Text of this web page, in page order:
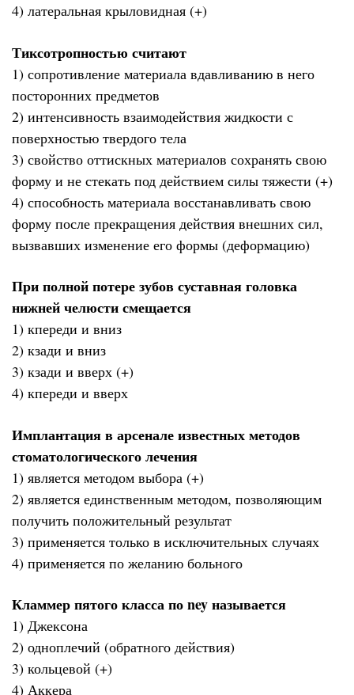
4) латеральная крыловидная (+)
Тиксотропностью считают
1) сопротивление материала вдавливанию в него
посторонних предметов
2) интенсивность взаимодействия жидкости с
поверхностью твердого тела
3) свойство оттискных материалов сохранять свою
форму и не стекать под действием силы тяжести (+)
4) способность материала восстанавливать свою
форму после прекращения действия внешних сил,
вызвавших изменение его формы (деформацию)
При полной потере зубов суставная головка
нижней челюсти смещается
1) кпереди и вниз
2) кзади и вниз
3) кзади и вверх (+)
4) кпереди и вверх
Имплантация в арсенале известных методов
стоматологического лечения
1) является методом выбора (+)
2) является единственным методом, позволяющим
получить положительный результат
3) применяется только в исключительных случаях
4) применяется по желанию больного
Кламмер пятого класса по ney называется
1) Джексона
2) одноплечий (обратного действия)
3) кольцевой (+)
4) Аккера